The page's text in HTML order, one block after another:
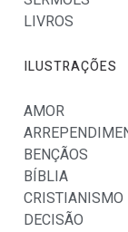
LIVROS
ILUSTRAÇÕES
AMOR
BENÇÃOS
BÍBLIA
CRISTIANISMO
DECISÃO